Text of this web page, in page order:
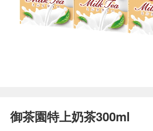
御茶園特上奶茶300ml